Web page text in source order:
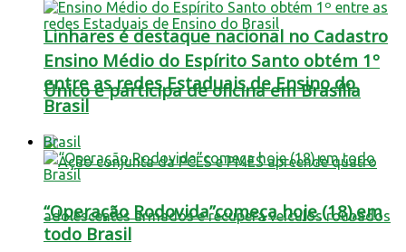
Linhares é destaque nacional no Cadastro
Único e participa de oficina em Brasília
Ensino Médio do Espírito Santo obtém 1º
entre as redes Estaduais de Ensino do
Brasil
Brasil
“Operação Rodovida”começa hoje (18),em
todo Brasil